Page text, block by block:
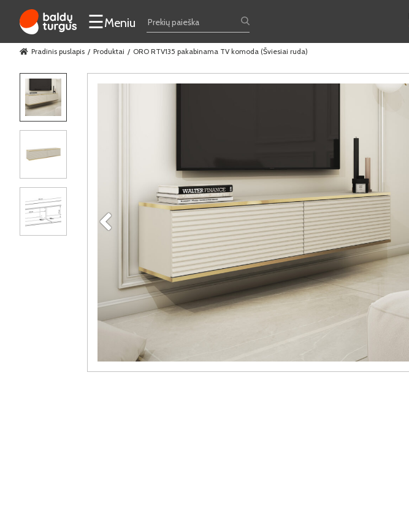
☰Meniu
Pradinis puslapis Produktai ORO RTV135 pakabinama TV komoda (Šviesiai ruda)